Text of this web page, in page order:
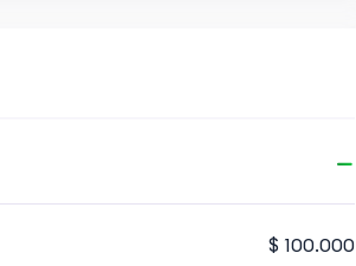
$ 100.000